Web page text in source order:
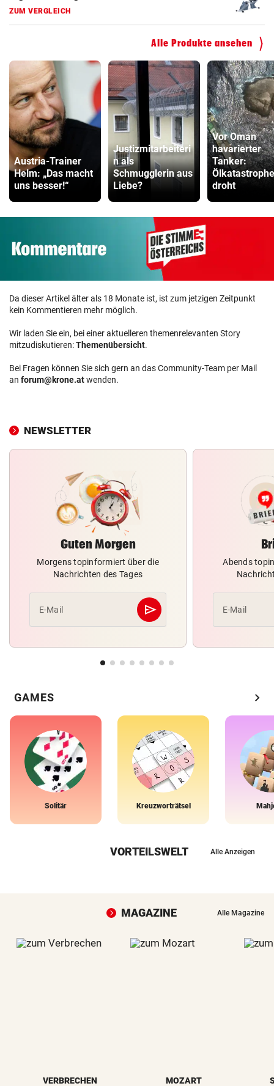
Hoverboard Vergleich
ZUM VERGLEICH
Alle Produkte ansehen
Austria-Trainer
Helm: „Das macht
uns besser!“
Justizmitarbeiteri
n als
Schmugglerin aus
Liebe?
Vor Oman
havarierter
Tanker:
Ölkatastrophe
droht
Da dieser Artikel älter als 18 Monate ist, ist zum jetzigen Zeitpunkt
kein Kommentieren mehr möglich.
Wir laden Sie ein, bei einer aktuelleren themenrelevanten Story
mitzudiskutieren:Themenübersicht.
Bei Fragen können Sie sich gern an das Community-Team per Mail
an forum@krone.atwenden.
NEWSLETTER
Guten Morgen
Morgens topinformiert über die
Nachrichten des Tages
E-Mail send
Abschicken
Abends
E-Mail
GAMES chevron_right
Solitär Kreuzworträtsel
VORTEILSWELT Alle Anzeigen
MAGAZINE Alle Magazine
VERBRECHEN MOZART